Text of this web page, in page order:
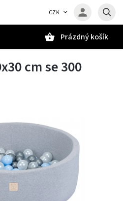
CZK
Prázdný košík
cm se 300